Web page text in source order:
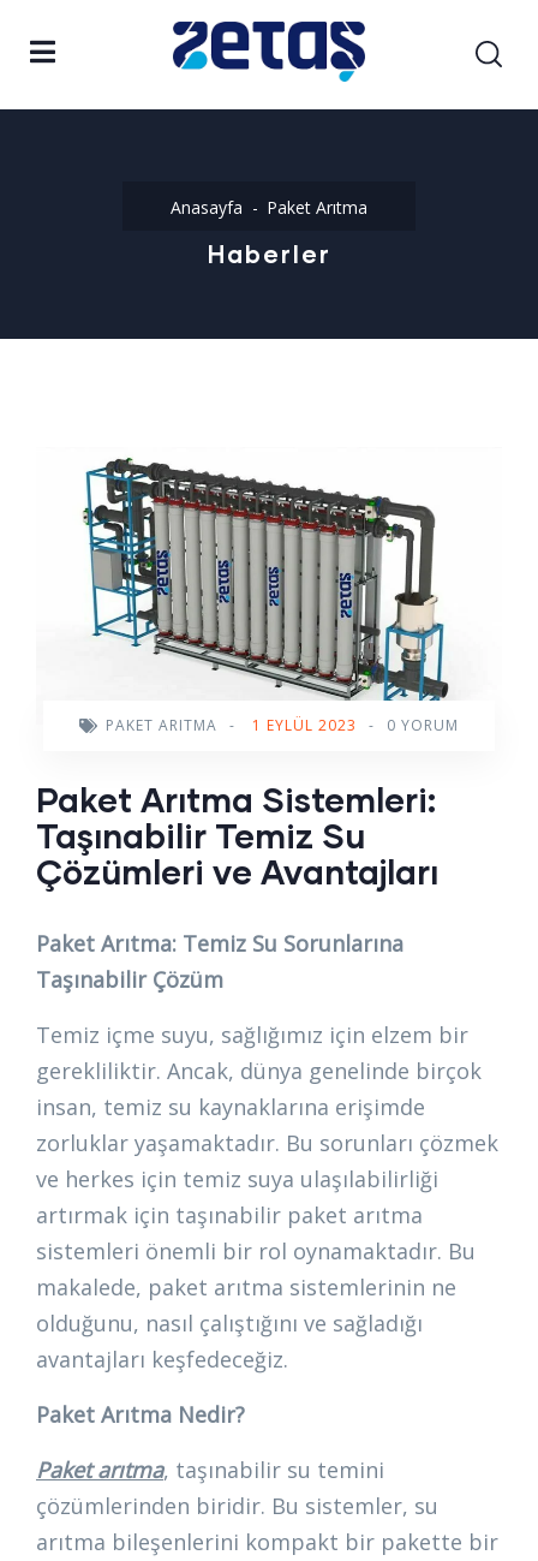
Anasayfa Paket Arıtma
Haberler
PAKET ARITMA - 1 EYLÜL 2023 - 0 YORUM
Paket Arıtma Sistemleri:
Taşınabilir Temiz Su
Çözümleri ve Avantajları
Paket Arıtma: Temiz Su Sorunlarına
Taşınabilir Çözüm
Temiz içme suyu, sağlığımız için elzem bir
gerekliliktir. Ancak, dünya genelinde birçok
insan, temiz su kaynaklarına erişimde
zorluklar yaşamaktadır. Bu sorunları çözmek
ve herkes için temiz suya ulaşılabilirliği
artırmak için taşınabilir paket arıtma
sistemleri önemli bir rol oynamaktadır. Bu
makalede, paket arıtma sistemlerinin ne
olduğunu, nasıl çalıştığını ve sağladığı
avantajları keşfedeceğiz.
Paket Arıtma Nedir?
Paket arıtma, taşınabilir su temini
çözümlerinden biridir. Bu sistemler, su
arıtma bileşenlerini kompakt bir pakette bir